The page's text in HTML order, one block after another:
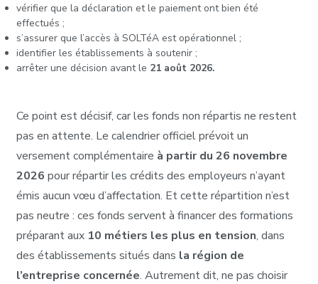
vérifier que la déclaration et le paiement ont bien été
effectués ;
s’assurer que l’accès à SOLTéA est opérationnel ;
identifier les établissements à soutenir ;
arrêter une décision avant le 21 août 2026.
Ce point est décisif, car les fonds non répartis ne restent
pas en attente. Le calendrier officiel prévoit un
versement complémentaire à partir du 26 novembre
2026 pour répartir les crédits des employeurs n’ayant
émis aucun vœu d’affectation. Et cette répartition n’est
pas neutre : ces fonds servent à financer des formations
préparant aux 10 métiers les plus en tension, dans
des établissements situés dans la région de
l’entreprise concernée. Autrement dit, ne pas choisir